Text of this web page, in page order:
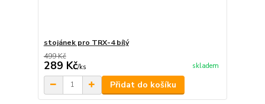
stojánek pro TRX-4 bílý
499 Kč
289 Kč/ks skladem
Přidat do košíku